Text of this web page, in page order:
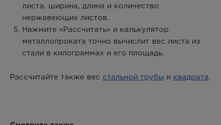
листа, ширина, длина и количество
нержавеющих листов.
Нажмите «Рассчитать» и калькулятор
металлопроката точно вычислит вес листа из
стали в килограммах и его площадь.
Рассчитайте также вес стальной трубы и квадрата.